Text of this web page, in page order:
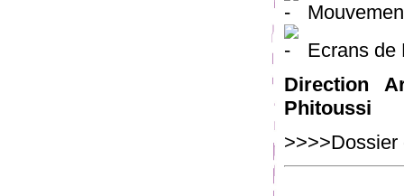
Ecrans de
Direction
Phitoussi
>>>>Dossier